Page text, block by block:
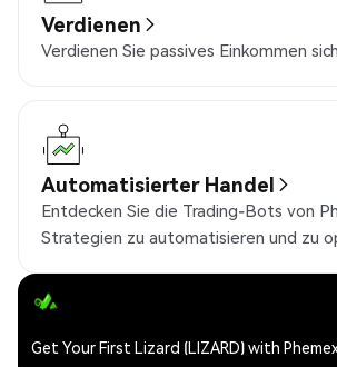
Verdienen
Verdienen Sie passives Einkommen
Automatisierter Handel
Entdecken Sie die Trading-Bots von
Strategien zu automatisieren und zu
Get Your First Lizard (LIZARD) with